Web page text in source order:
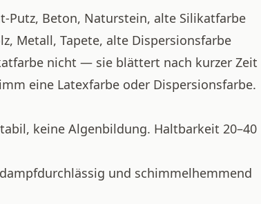
Putz, Beton, Naturstein, alte Silikatfarbe
Metall, Tapete, alte Dispersionsfarbe
nicht — sie blättert nach kurzer Zeit
eine Latexfarbe oder Dispersionsfarbe.
keine Algenbildung. Haltbarkeit 20–40
und schimmelhemmend